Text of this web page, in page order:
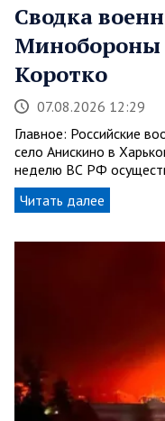
Сводка
Минобороны
Коротко
07.08.2026 12:29
Главное: Российские
село Анискино в
неделю ВС РФ
Читать далее